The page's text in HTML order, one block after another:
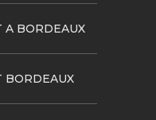
BORDEAUX
BORDEAUX